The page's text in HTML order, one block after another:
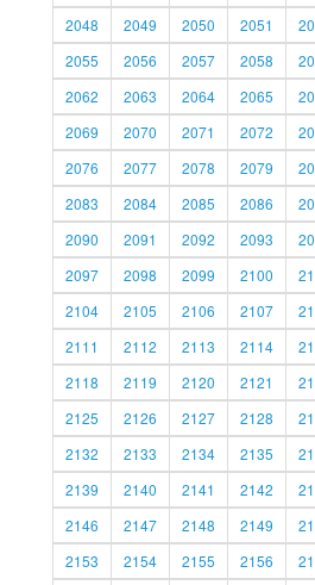
2048
2049 2050 2051
2055
2056 2057 2058
2062
2063 2064 2065
2069
2070 2071 2072
2076
2077 2078 2079
2083
2084 2085 2086
2090
2091 2092 2093
2097
2098 2099 2100
2104
2105 2106 2107
2111
2112 2113 2114
2118
2119 2120 2121
2125
2126 2127 2128
2132
2133 2134 2135
2139
2140 2141 2142
2146
2147 2148 2149
2153
2154 2155 2156